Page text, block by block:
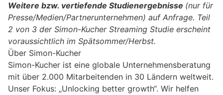
Weitere bzw. vertiefende Studienergebnisse (nur für
Presse/Medien/Partnerunternehmen) auf Anfrage. Teil
2 von 3 der Simon-Kucher Streaming Studie erscheint
voraussichtlich im Spätsommer/Herbst.
Über Simon-Kucher
Simon-Kucher ist eine globale Unternehmensberatung
mit über 2.000 Mitarbeitenden in 30 Ländern weltweit.
Unser Fokus: „Unlocking better growth“. Wir helfen